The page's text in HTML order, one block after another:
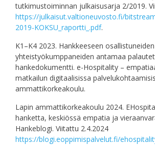
tutkimustoiminnan julkaisusarja 2/2019.
https://julkaisut.valtioneuvosto.fi/
2019-KOKSU_raportti_.pdf.
K1–K4 2023. Hankkeeseen osallistuneiden
yhteistyökumppaneiden antamaa
hankedokumentti. e-Hospitality –
matkailun digitaalisissa
ammattikorkeakoulu.
Lapin ammattikorkeakoulu 2024.
hanketta, keskiössä empatia ja
Hankeblogi. Viitattu 2.4.2024
https://blogi.eoppimispalvelut.fi/